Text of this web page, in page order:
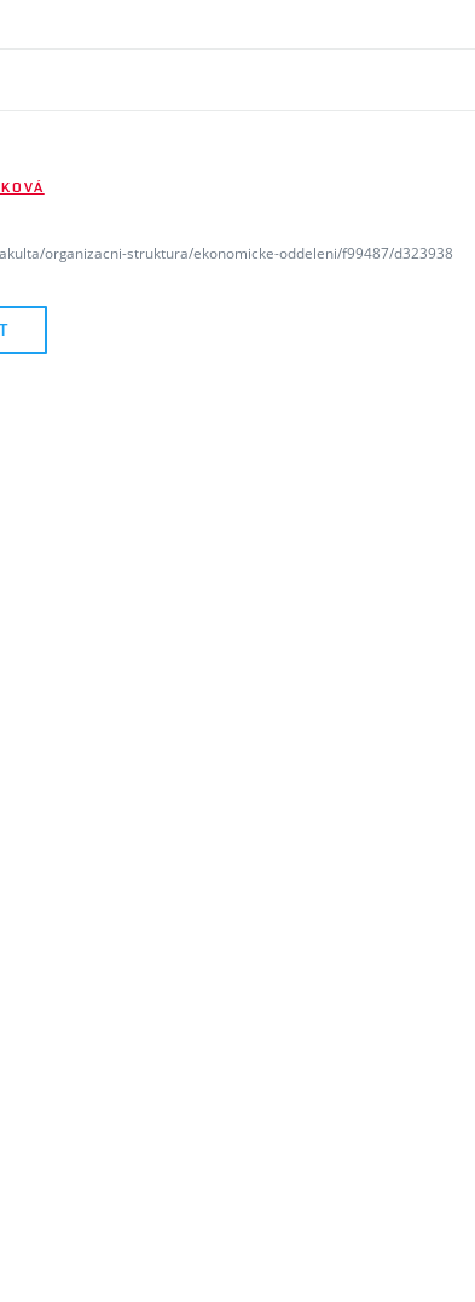
organizacni-struktura/ekonomicke-oddeleni/f99487/d323938